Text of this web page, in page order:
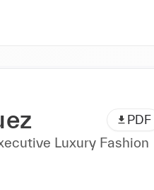
PDF
Luxury Fashion